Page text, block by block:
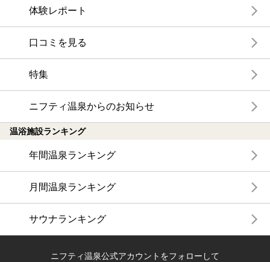
体験レポート
口コミを見る
特集
ニフティ温泉からのお知らせ
温浴施設ランキング
年間温泉ランキング
月間温泉ランキング
サウナランキング
ニフティ温泉公式アカウントをフォローして